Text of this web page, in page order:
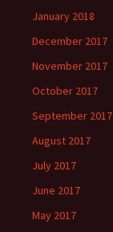
January 2018
December 2017
November 2017
October 2017
September 2017
August 2017
July 2017
June 2017
May 2017